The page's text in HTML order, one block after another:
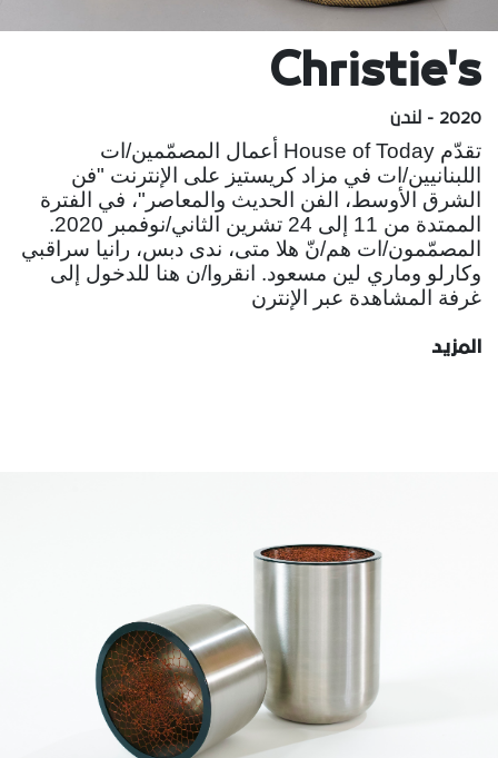
Christie's
2020 - لندن
تقدّم House of Today أعمال المصمّمين/ات
اللبنانيين/ات في مزاد كريستيز على الإنترنت "فن
الشرق الأوسط، الفن الحديث والمعاصر"، في الفترة
الممتدة من 11 إلى 24 تشرين الثاني/نوفمبر 2020.
المصمّمون/ات هم/نّ هلا متى، ندى دبس، رانيا سراقبي
وكارلو وماري لين مسعود. انقروا/ن هنا للدخول إلى
غرفة المشاهدة عبر الإنترن
المزيد